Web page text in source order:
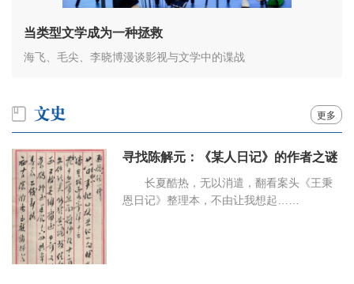
当类型文学成为一种拯救
海飞、毛尖、李晓博漫谈影视与文学中的谍战
更多
寻找陈解元：《某人日记》的作者之谜
长夏酷热，无以消遣，翻看案头《王秉
恩日记》整理本，不由让我想起……